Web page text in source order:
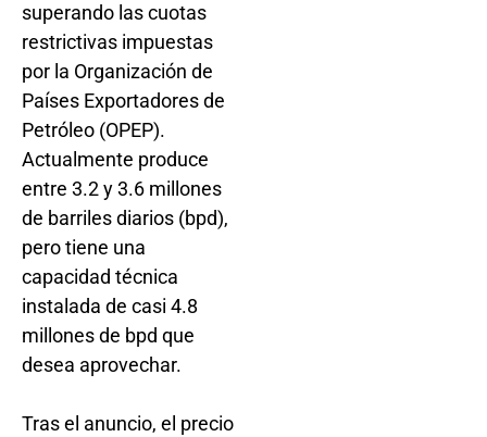
superando las cuotas
restrictivas impuestas
por la Organización de
Países Exportadores de
Petróleo (OPEP).
Actualmente produce
entre 3.2 y 3.6 millones
de barriles diarios (bpd),
pero tiene una
capacidad técnica
instalada de casi 4.8
millones de bpd que
desea aprovechar.
Tras el anuncio, el precio